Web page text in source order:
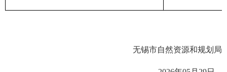
无锡市自然资源和规划局